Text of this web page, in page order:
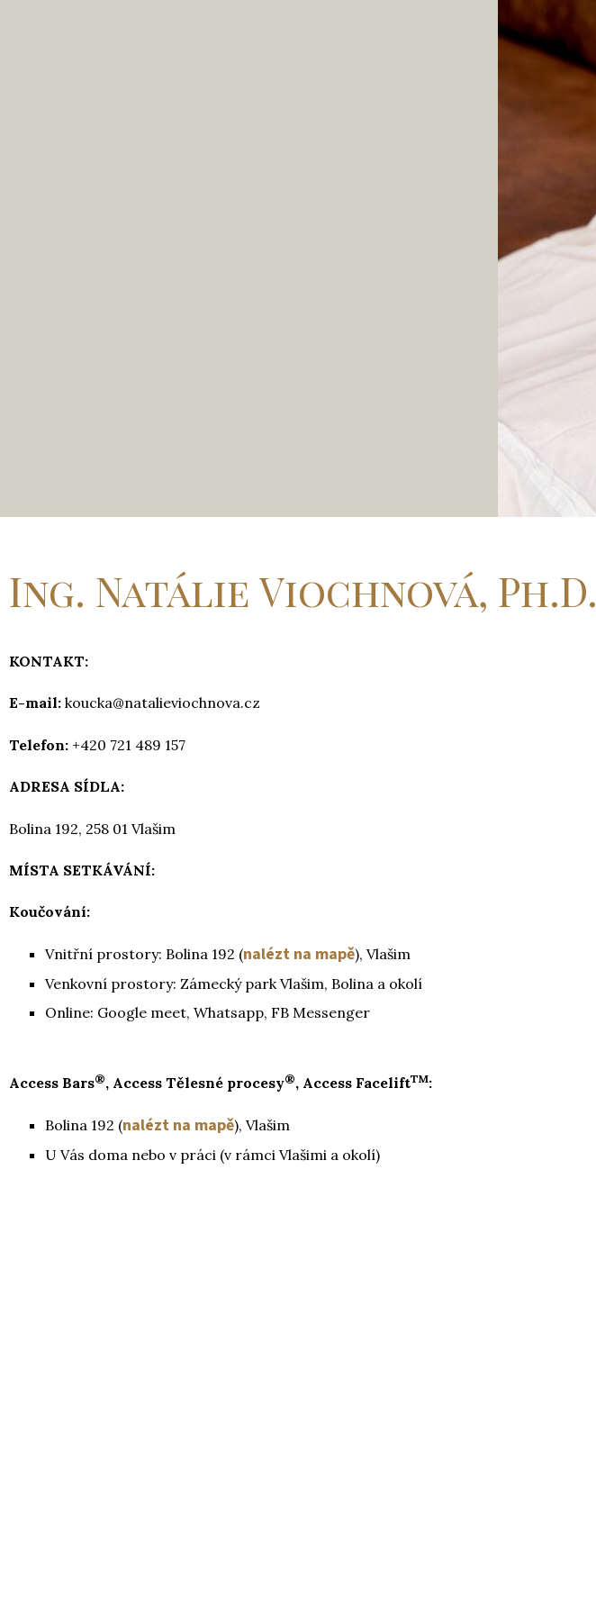
Ing. Natálie Viochnová, Ph.D.
KONTAKT:
E-mail: koucka@natalieviochnova.cz
Telefon: +420 721 489 157
ADRESA SÍDLA:
Bolina 192, 258 01 Vlašim
MÍSTA SETKÁVÁNÍ:
Koučování:
Vnitřní prostory: Bolina 192 (nalézt na mapě), Vlašim
Venkovní prostory: Zámecký park Vlašim, Bolina a okolí
Online: Google meet, Whatsapp, FB Messenger
Access Bars®, Access Tělesné procesy®, Access FaceliftTM:
Bolina 192 (nalézt na mapě), Vlašim
U Vás doma nebo v práci (v rámci Vlašimi a okolí)